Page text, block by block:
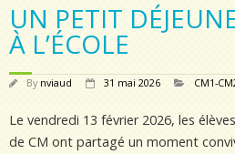
UN PETIT
À L’ÉCOLE
By nviaud 31 mai 2026 CM1-
Le vendredi 13 février 2026, les
de CM ont partagé un moment